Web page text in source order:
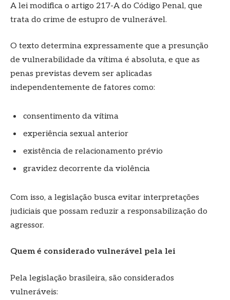
A lei modifica o artigo 217-A do Código Penal, que
trata do crime de estupro de vulnerável.
O texto determina expressamente que a presunção
de vulnerabilidade da vítima é absoluta, e que as
penas previstas devem ser aplicadas
independentemente de fatores como:
consentimento da vítima
experiência sexual anterior
existência de relacionamento prévio
gravidez decorrente da violência
Com isso, a legislação busca evitar interpretações
judiciais que possam reduzir a responsabilização do
agressor.
Quem é considerado vulnerável pela lei
Pela legislação brasileira, são considerados
vulneráveis: